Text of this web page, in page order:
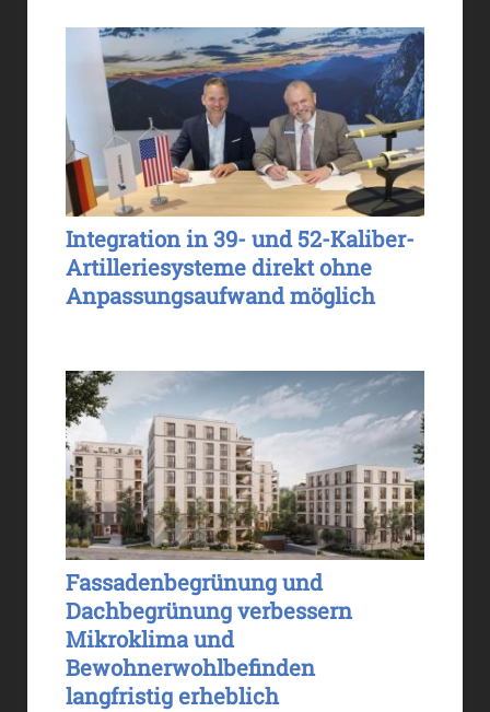
Integration in 39- und 52-Kaliber-
Artilleriesysteme direkt ohne
Anpassungsaufwand möglich
Fassadenbegrünung und
Dachbegrünung verbessern
Mikroklima und
Bewohnerwohlbefinden
langfristig erheblich